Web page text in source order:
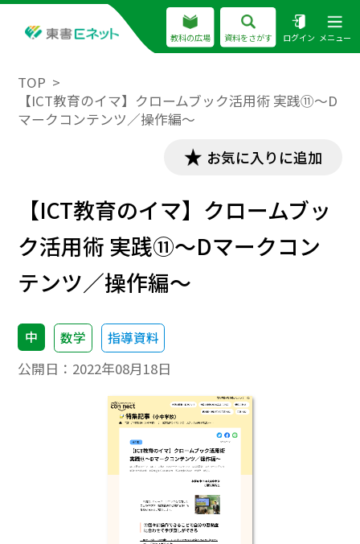
教科の広場 資料をさがす ログイン メニュー
TOP
【ICT教育のイマ】クロームブック活用術 実践⑪～D
マークコンテンツ／操作編～
お気に入りに追加
【ICT教育のイマ】クロームブッ
ク活用術 実践⑪～Dマークコン
テンツ／操作編～
中 数学 指導資料
公開日： 2022年08月18日